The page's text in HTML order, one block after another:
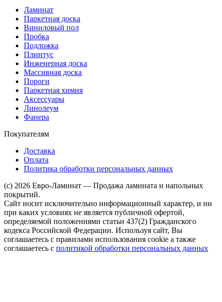
Ламинат
Паркетная доска
Виниловый пол
Пробка
Подложка
Плинтус
Инженерная доска
Массивная доска
Пороги
Паркетная химия
Аксессуары
Линолеум
Фанера
Покупателям
Доставка
Оплата
Политика обработки персональных данных
(c) 2026 Евро-Ламинат — Продажа ламината и напольных
покрытий.
Сайт носит исключительно информационный характер, и ни
при каких условиях не является публичной офертой,
определяемой положениями статьи 437(2) Гражданского
кодекса Российской Федерации. Используя сайт, Вы
соглашаетесь с правилами использования cookie а также
соглашаетесь с политикой обработки персональных данных